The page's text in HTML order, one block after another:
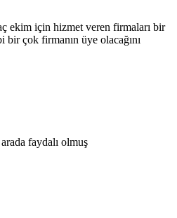
ekim için hizmet veren firmaları bir
çok firmanın üye olacağını
faydalı olmuş